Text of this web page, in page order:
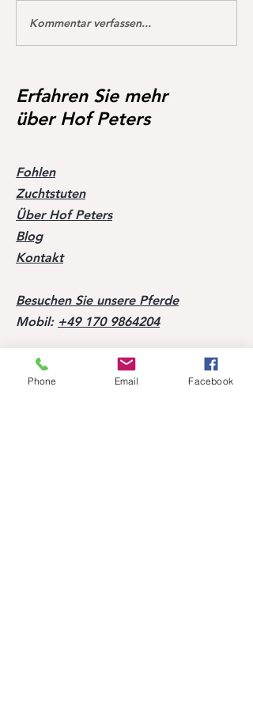
Erste Eindrücke unter dem
Sattel von Djumper 🥰
Kommentar verfassen...
Erfahren Sie mehr
über Hof Peters
Fohlen
Zuchtstuten
Über Hof Peters
Blog
Kontakt
Besuchen Sie unsere Pferde
Mobil: +49 170 9864204
Hilfe
Phone Email Facebook